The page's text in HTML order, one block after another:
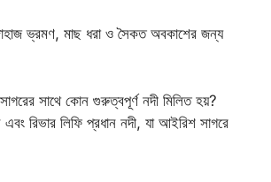
ভ্রমণ, মাছ ধরা ও সৈকত অবকাশের জন্য
সাথে কোন গুরুত্বপূর্ণ নদী মিলিত হয়?
এবং রিভার লিফি প্রধান নদী, যা আইরিশ সাগরে